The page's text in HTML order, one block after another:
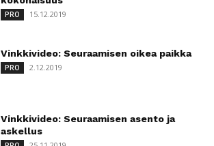
PRO 15.12.2019
Vinkkivideo: Seuraamisen oikea paikka
PRO 2.12.2019
Vinkkivideo: Seuraamisen asento ja
askellus